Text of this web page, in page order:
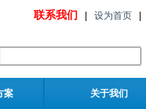
联系我们 设为首页
案 关于我们